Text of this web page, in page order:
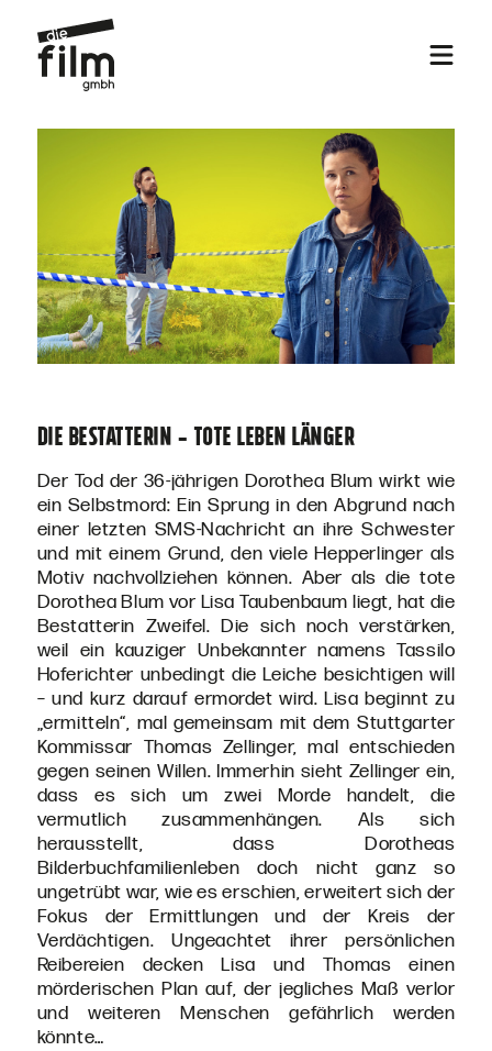
Die Bestatterin - Tote leben länger
Der Tod der 36-jährigen Dorothea Blum wirkt wie
ein Selbstmord: Ein Sprung in den Abgrund nach
einer letzten SMS-Nachricht an ihre Schwester
und mit einem Grund, den viele Hepperlinger als
Motiv nachvollziehen können. Aber als die tote
Dorothea Blum vor Lisa Taubenbaum liegt, hat die
Bestatterin Zweifel. Die sich noch verstärken,
weil ein kauziger Unbekannter namens Tassilo
Hoferichter unbedingt die Leiche besichtigen will
– und kurz darauf ermordet wird. Lisa beginnt zu
„ermitteln“, mal gemeinsam mit dem Stuttgarter
Kommissar Thomas Zellinger, mal entschieden
gegen seinen Willen. Immerhin sieht Zellinger ein,
dass es sich um zwei Morde handelt, die
vermutlich zusammenhängen. Als sich
herausstellt, dass Dorotheas
Bilderbuchfamilienleben doch nicht ganz so
ungetrübt war, wie es erschien, erweitert sich der
Fokus der Ermittlungen und der Kreis der
Verdächtigen. Ungeachtet ihrer persönlichen
Reibereien decken Lisa und Thomas einen
mörderischen Plan auf, der jegliches Maß verlor
und weiteren Menschen gefährlich werden
könnte…